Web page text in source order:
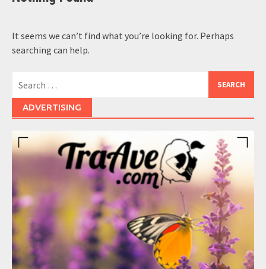
It seems we can’t find what you’re looking for. Perhaps
searching can help.
ADVERTISING